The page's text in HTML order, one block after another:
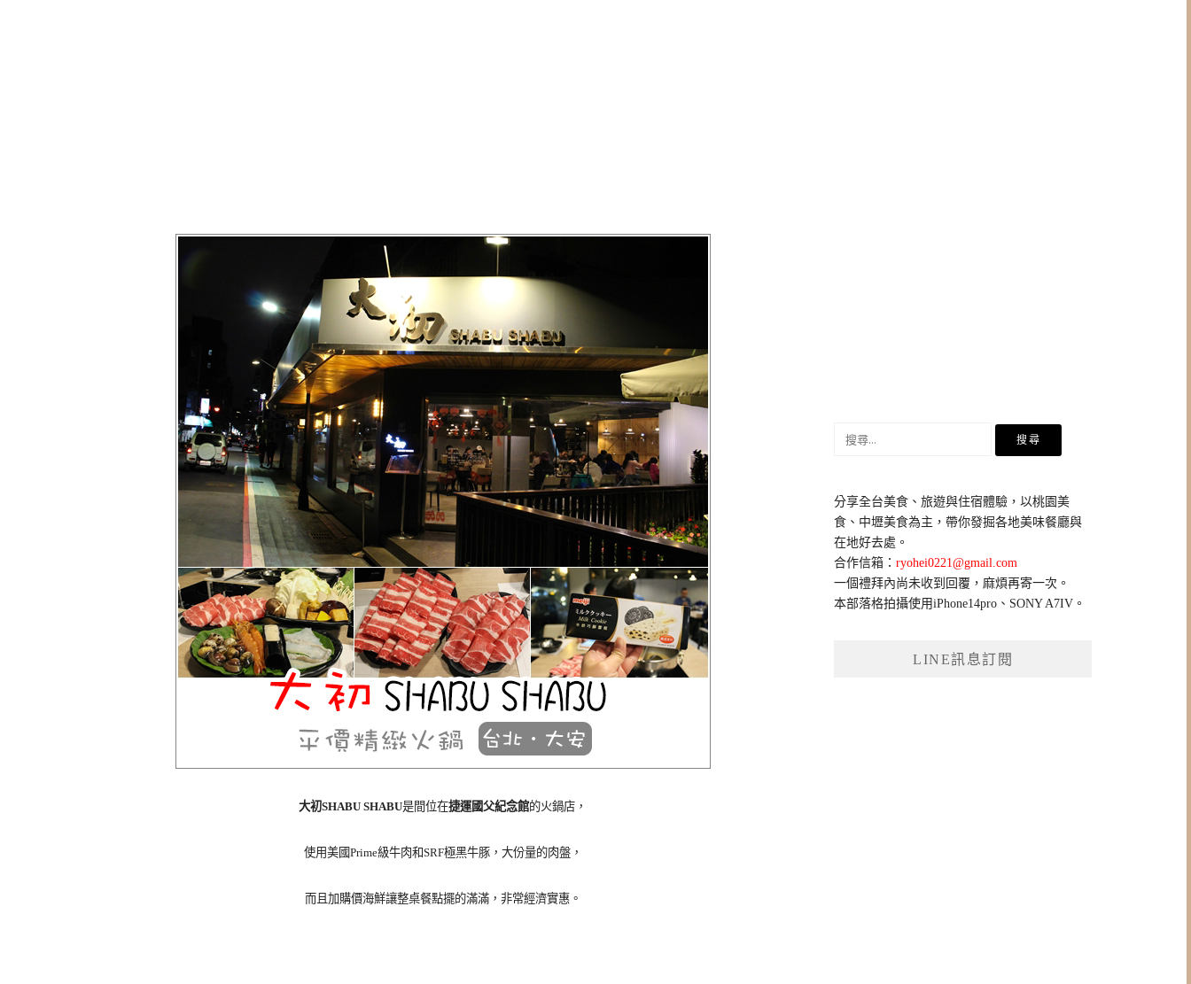
大初SHABU SHABU是間位在捷運國父紀念館的火鍋店，
使用美國Prime級牛肉和SRF極黑牛豚，大份量的肉盤，
而且加購價海鮮讓整桌餐點擺的滿滿，非常經濟實惠。
鍵
字:
分享全台美食、旅遊與住宿體驗，以桃園美
食、中壢美食為主，帶你發掘各地美味餐廳與
在地好去處。
合作信箱：ryohei0221@gmail.com
一個禮拜內尚未收到回覆，麻煩再寄一次。
本部落格拍攝使用iPhone14pro、SONY A7IV。
LINE訊息訂閱